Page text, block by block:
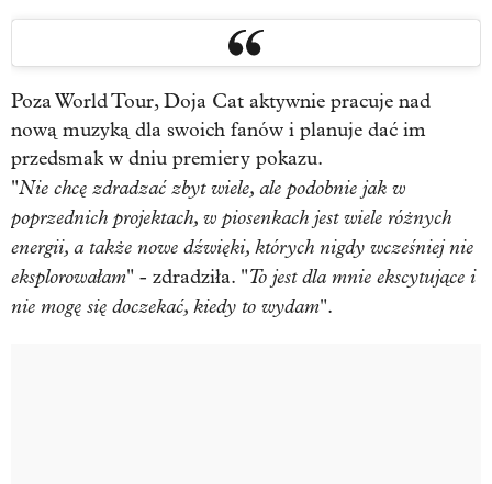
Poza World Tour, Doja Cat aktywnie pracuje nad
nową muzyką dla swoich fanów i planuje dać im
przedsmak w dniu premiery pokazu.
"Nie chcę zdradzać zbyt wiele, ale podobnie jak w
poprzednich projektach, w piosenkach jest wiele różnych
energii, a także nowe dźwięki, których nigdy wcześniej nie
eksplorowałam" - zdradziła. "To jest dla mnie ekscytujące i
nie mogę się doczekać, kiedy to wydam".